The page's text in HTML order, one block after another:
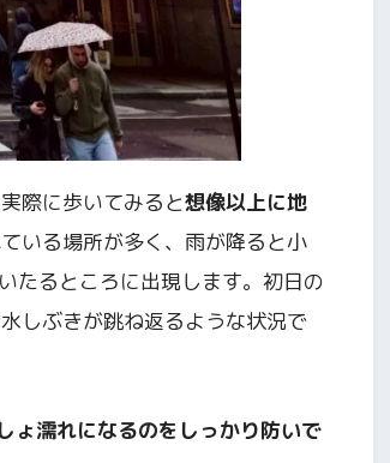
際に歩いてみると想像以上に地
いる場所が多く、雨が降ると小
たるところに出現します。初日の
しぶきが跳ね返るような状況で
ょ濡れになるのをしっかり防いで